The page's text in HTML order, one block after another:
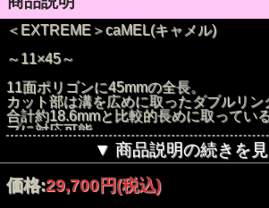
＜EXTREME＞caMEL(キャメル)
～11×45～
11面ポリゴンに45mmの全長。
カット部は溝を広めに取ったダブルリン
合計約18.6mmと比較的長めに取ってい
プに対応可能。
かなり強めに掛かるカットだが、ポリゴ
ースの際には残り過ぎないデザインを実
アウトラインは太さをより感じる様にス
を長く取り、
▼ 商品説明の続きを
価格:29,700円(税込)